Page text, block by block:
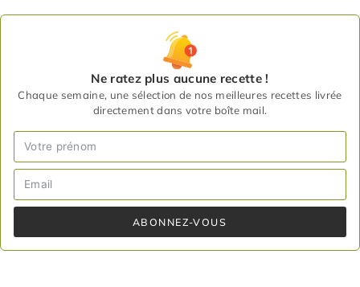
Ne ratez plus aucune recette !
Chaque semaine, une sélection de nos meilleures recettes livrée
directement dans votre boîte mail.
ABONNEZ-VOUS